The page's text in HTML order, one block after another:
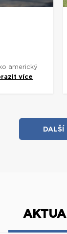
americký
více
DALŠÍ